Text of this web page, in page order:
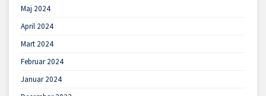
Maj 2024
April 2024
Mart 2024
Februar 2024
Januar 2024